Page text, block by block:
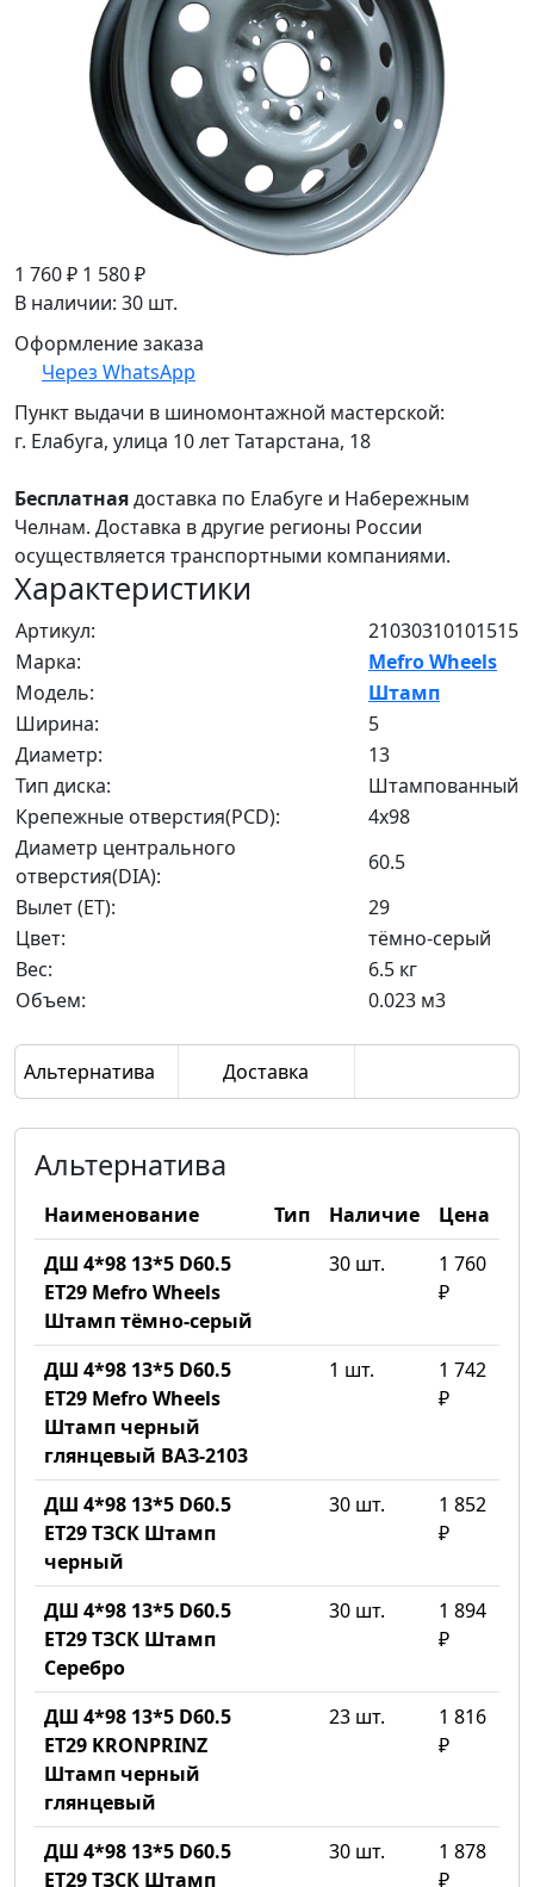
1 760 ₽ 1 580 ₽
В наличии: 30 шт.
Оформление заказа
Через WhatsApp
Пункт выдачи в шиномонтажной мастерской:
г. Елабуга, улица 10 лет Татарстана, 18
Бесплатнаядоставка по Елабуге и Набережным
Челнам. Доставка в другие регионы России
осуществляется транспортными компаниями.
Характеристики
Артикул:
21030310101515
Марка:
Mefro Wheels
Модель:
Штамп
Ширина:
5
Диаметр:
13
Тип диска:
Штампованный
Крепежные отверстия(PCD):
4x98
Диаметр центрального
отверстия(DIA):
60.5
Вылет (ET):
29
Цвет:
тёмно-серый
Вес:
6.5 кг
Объем:
0.023 м3
Альтернатива Доставка
Альтернатива
Наименование Тип Наличие
Цена
ДШ 4*98 13*5 D60.5
ET29 Mefro Wheels
Штамп тёмно-серый
30 шт.
1 760
₽
ДШ 4*98 13*5 D60.5
ET29 Mefro Wheels
Штамп черный
глянцевый ВАЗ-2103
1 шт.
1 742
₽
ДШ 4*98 13*5 D60.5
ET29 ТЗСК Штамп
черный
30 шт.
1 852
₽
ДШ 4*98 13*5 D60.5
ET29 ТЗСК Штамп
Серебро
30 шт.
1 894
₽
ДШ 4*98 13*5 D60.5
ET29 KRONPRINZ
Штамп черный
глянцевый
23 шт.
1 816
₽
ДШ 4*98 13*5 D60.5
ET29 ТЗСК Штамп
30 шт.
1 878
₽